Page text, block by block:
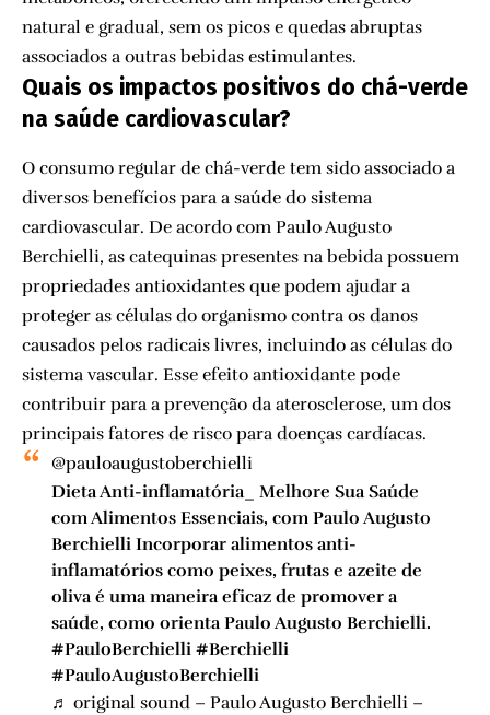
natural e gradual, sem os picos e quedas abruptas
associados a outras bebidas estimulantes.
Quais os impactos positivos do chá-verde
na saúde cardiovascular?
O consumo regular de chá-verde tem sido associado a
diversos benefícios para a saúde do sistema
cardiovascular. De acordo com Paulo Augusto
Berchielli, as catequinas presentes na bebida possuem
propriedades antioxidantes que podem ajudar a
proteger as células do organismo contra os danos
causados pelos radicais livres, incluindo as células do
sistema vascular. Esse efeito antioxidante pode
contribuir para a prevenção da aterosclerose, um dos
principais fatores de risco para doenças cardíacas.
@pauloaugustoberchielli
Dieta Anti-inflamatória_ Melhore Sua Saúde
com Alimentos Essenciais, com Paulo Augusto
Berchielli Incorporar alimentos anti-
inflamatórios como peixes, frutas e azeite de
oliva é uma maneira eficaz de promover a
saúde, como orienta Paulo Augusto Berchielli.
#PauloBerchielli #Berchielli
#PauloAugustoBerchielli
♬ original sound – Paulo Augusto Berchielli –